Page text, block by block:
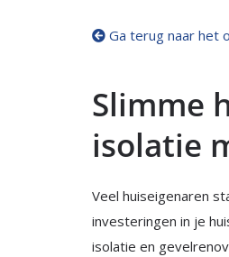
Ga terug naar het
Slimme
isolatie
Veel huiseigenaren
investeringen in je
isolatie en